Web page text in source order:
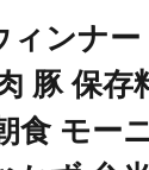
ィンナー
豚 保存
食 モー